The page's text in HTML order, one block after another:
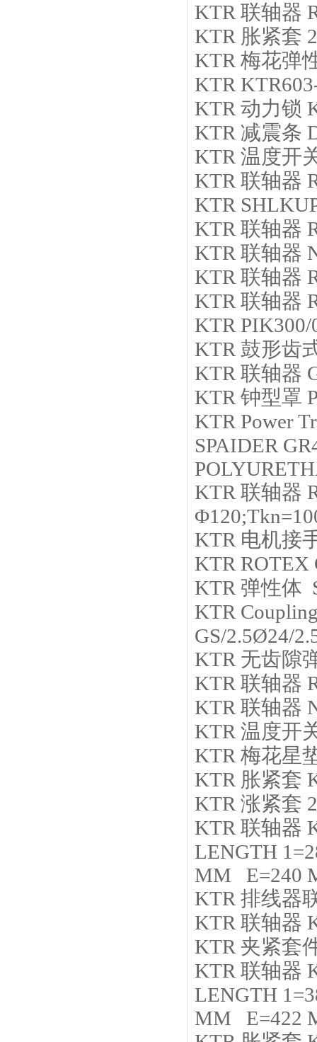
KTR 联轴器
KTR 胀紧套
KTR 梅花弹
KTR
KTR 动力锁
KTR 减震条
KTR 温度开
KTR 联轴器
KTR
KTR 联轴器
KTR 联轴器
KTR 联轴器
KTR 联轴器
KTR PIK300/
KTR 鼓形齿
KTR 联轴器
KTR 钟型罩
KTR Power
SPAIDER
KTR 联轴器
KTR 电机接
KTR ROTEX
KTR 弹性体
KTR
GS/2.5Ø24/
KTR 无齿隙
KTR 联轴器
KTR 联轴器
KTR 温度开
KTR 梅花星
KTR 胀紧套
KTR 涨紧套
KTR 联轴器
LENGTH
MM E=240
KTR 排线器
KTR 联轴器
KTR 夹紧套
KTR 联轴器
LENGTH
MM E=422